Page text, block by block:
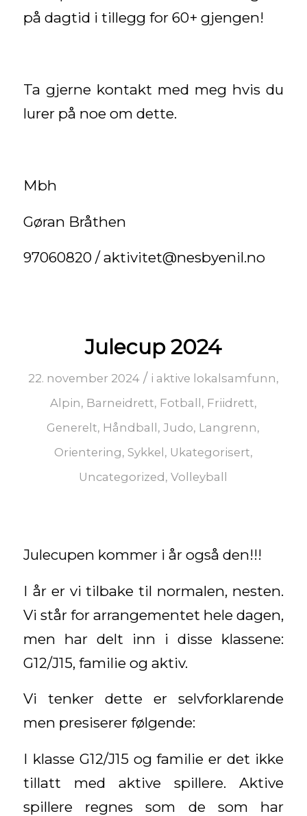
på dagtid i tillegg for 60+ gjengen!
Ta gjerne kontakt med meg hvis du
lurer på noe om dette.
Mbh
Gøran Bråthen
97060820 / aktivitet@nesbyenil.no
Julecup 2024
22. november 2024 / i aktive lokalsamfunn,
Alpin, Barneidrett, Fotball, Friidrett,
Generelt, Håndball,Judo, Langrenn,
Orientering, Sykkel, Ukategorisert,
Uncategorized,Volleyball
Julecupen kommer i år også den!!!
I år er vi tilbake til normalen, nesten.
Vi står for arrangementet hele dagen,
men har delt inn i disse klassene:
G12/J15, familie og aktiv.
Vi tenker dette er selvforklarende
men presiserer følgende:
I klasse G12/J15 og familie er det ikke
tillatt med aktive spillere. Aktive
spillere regnes som de som har